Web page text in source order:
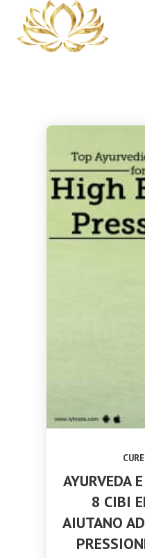
13
NOVEMBRE
2025
2023
AYURVEDA
8 CIBI
AIUTANO